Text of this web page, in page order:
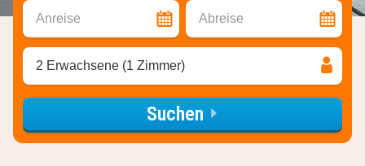
Anreise Abreise
2 Erwachsene (1 Zimmer)
Suchen